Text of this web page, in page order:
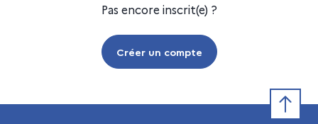
Pas encore inscrit(e) ?
Créer un compte